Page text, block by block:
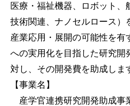
医療・福祉機器、ロボット、
技術関連、ナノセルロース）
産業応用・展開の可能性を有
への実用化を目指した研究開
対し、その開発費を助成しま
【事業名】
産学官連携研究開発助成事